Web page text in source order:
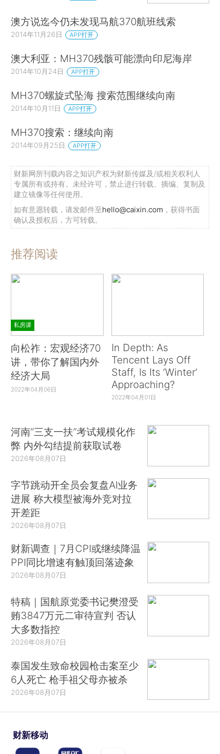
澳方说迄今仍未发现马航370航班线索
2014年11月26日 APP打开
澳大利亚：MH370残骸可能漂向印尼海岸
2014年10月24日 APP打开
MH370螺旋式坠海 搜索范围继续向南
2014年10月11日 APP打开
MH370搜索：继续向南
2014年09月25日 APP打开
财新网所刊载内容之知识产权为财新传媒及/或相关权利人
专属所有或持有。未经许可，禁止进行转载、摘编、复制及
建立镜像等任何使用。
如有意愿转载，请发邮件至hello@caixin.com ，获得书面
确认及授权后，方可转载。
推荐阅读
私房课
向松祚：宏观经济70
讲，带你了解国内外
经济大局
2022年04月06日
In Depth: As
Tencent Lays Off
Staff, Is Its ‘Winter’
Approaching?
2022年04月01日
河南“三支一扶”考试规模化作
弊 内外勾结提前获取试卷
2026年08月07日
字节跳动开全员会复盘AI业务
进展 称大模型被海外竞对拉
开差距
2026年08月07日
财新调查｜7月CPI或继续降温
PPI同比增速有触顶回落迹象
2026年08月07日
特稿｜国航原党委书记樊澄受
贿3847万元二审待宣判 否认
大多数指控
2026年08月07日
泰国发生致命校园枪击案至少
6人死亡 枪手祖父母亦被杀
2026年08月07日
财新移动